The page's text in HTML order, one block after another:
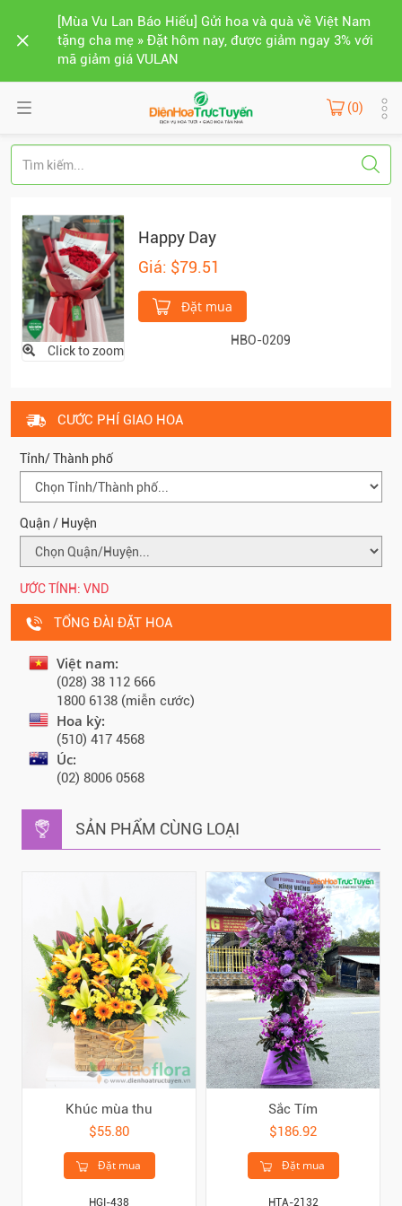
[Mùa Vu Lan Báo Hiếu] Gửi hoa và quà về Việt Nam
tặng cha mẹ » Đặt hôm nay, được giảm ngay 3% với
mã giảm giá VULAN
(0)
Click to zoom
Happy Day
Giá: $79.51
Đặt mua
HBO-0209
CƯỚC PHÍ GIAO HOA
Tỉnh/ Thành phố
Quận / Huyện
ƯỚC TÍNH: VND
TỔNG ĐÀI ĐẶT HOA
Việt nam:
(028) 38 112 666
1800 6138 (miễn cước)
Hoa kỳ:
(510) 417 4568
Úc:
(02) 8006 0568
SẢN PHẨM CÙNG LOẠI
Khúc mùa thu
$55.80
Đặt mua
HGI-438
Sắc Tím
$186.92
Đặt mua
HTA-2132